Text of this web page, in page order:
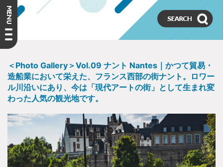
＜Photo Gallery＞Vol.09 ナント Nantes｜かつて貿易・
造船業において栄えた、フランス西部の街ナント。ロワー
ル川沿いにあり、今は「現代アートの街」として生まれ変
わった人気の観光地です。